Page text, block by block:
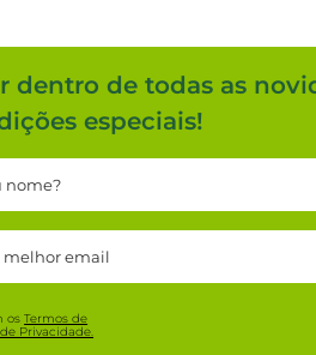
dentro de todas as
especiais!
osTermos de
Privacidade.